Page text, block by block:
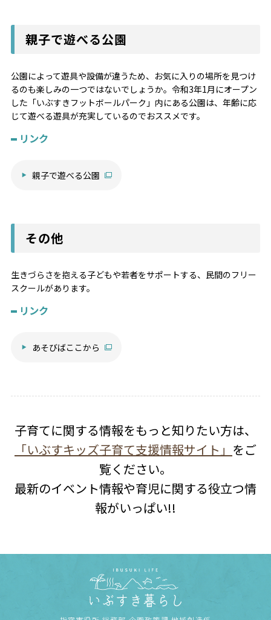
親子で遊べる公園
公園によって遊具や設備が違うため、お気に入りの場所を見つけ
るのも楽しみの一つではないでしょうか。令和3年1月にオープン
した「いぶすきフットボールパーク」内にある公園は、年齢に応
じて遊べる遊具が充実しているのでおススメです。
リンク
親子で遊べる公園
その他
生きづらさを抱える子どもや若者をサポートする、民間のフリー
スクールがあります。
リンク
あそびばここから
子育てに関する情報をもっと知りたい方は、
「いぶすキッズ子育て支援情報サイト」 をご
覧ください。
最新のイベント情報や育児に関する役立つ情
報がいっぱい!!